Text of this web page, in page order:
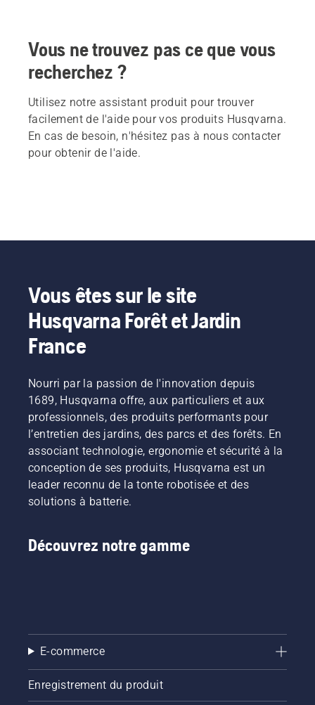
Vous ne trouvez pas ce que vous
recherchez ?
Utilisez notre assistant produit pour trouver
facilement de l'aide pour vos produits Husqvarna.
En cas de besoin, n'hésitez pas à nous contacter
pour obtenir de l'aide.
Vous êtes sur le site
Husqvarna Forêt et Jardin
France
Nourri par la passion de l'innovation depuis
1689, Husqvarna offre, aux particuliers et aux
professionnels, des produits performants pour
l’entretien des jardins, des parcs et des forêts. En
associant technologie, ergonomie et sécurité à la
conception de ses produits, Husqvarna est un
leader reconnu de la tonte robotisée et des
solutions à batterie.
Découvrez notre gamme
E-commerce
Enregistrement du produit